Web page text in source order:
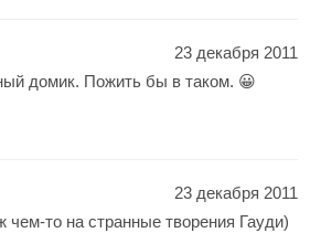
23 декабря 2011
домик. Пожить бы в таком. 😀
23 декабря 2011
чем-то на странные творения Гауди)